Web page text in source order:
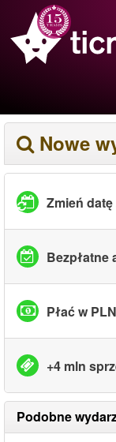
Nowe
Zmień
Bezpłatne
Płać w PLN
+4 mln
Podobne